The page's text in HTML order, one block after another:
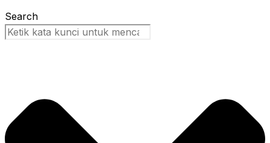
Search